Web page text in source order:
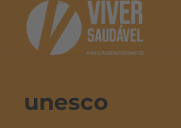
unesco